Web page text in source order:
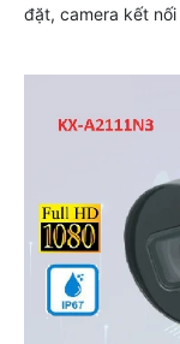
đặt, camera kết